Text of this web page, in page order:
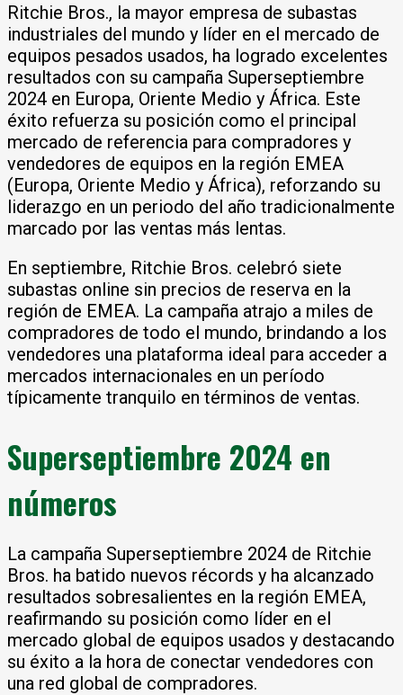
Ritchie Bros., la mayor empresa de subastas
industriales del mundo y líder en el mercado de
equipos pesados usados, ha logrado excelentes
resultados con su campaña Superseptiembre
2024 en Europa, Oriente Medio y África. Este
éxito refuerza su posición como el principal
mercado de referencia para compradores y
vendedores de equipos en la región EMEA
(Europa, Oriente Medio y África), reforzando su
liderazgo en un periodo del año tradicionalmente
marcado por las ventas más lentas.
En septiembre, Ritchie Bros. celebró siete
subastas online sin precios de reserva en la
región de EMEA. La campaña atrajo a miles de
compradores de todo el mundo, brindando a los
vendedores una plataforma ideal para acceder a
mercados internacionales en un período
típicamente tranquilo en términos de ventas.
Superseptiembre 2024 en
números
La campaña Superseptiembre 2024 de Ritchie
Bros. ha batido nuevos récords y ha alcanzado
resultados sobresalientes en la región EMEA,
reafirmando su posición como líder en el
mercado global de equipos usados y destacando
su éxito a la hora de conectar vendedores con
una red global de compradores.